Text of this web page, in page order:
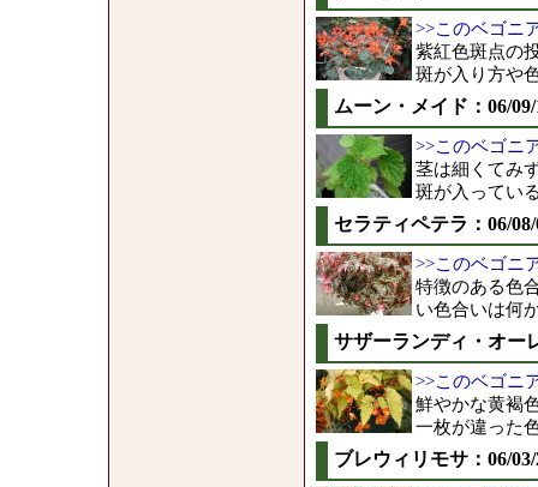
>>このベゴニ
紫紅色斑点の
斑が入り方や
ムーン・メイド：06/09/
>>このベゴニ
茎は細くてみ
斑が入ってい
セラティペテラ：06/08/
>>このベゴニ
特徴のある色
い色合いは何
サザーランディ・オー
>>このベゴニ
鮮やかな黄褐
一枚が違った
ブレウィリモサ：06/03/